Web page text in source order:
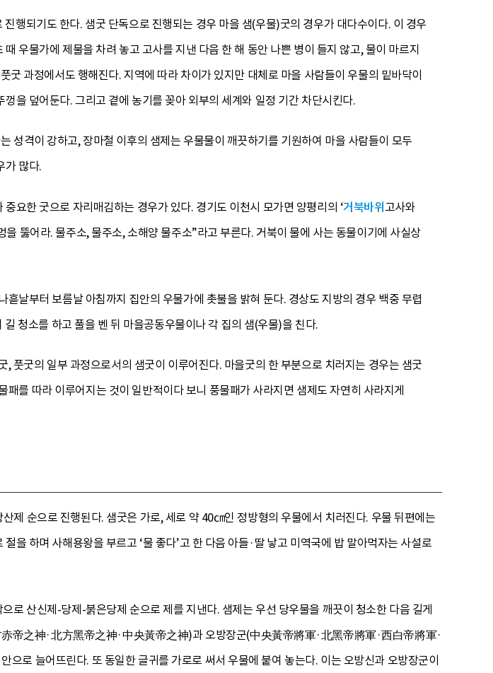
행되기도 한다. 샘굿 단독으로 진행되는 경우 마을 샘(우물)굿의 경우가 대다수이다. 이 경우
우물가에 제물을 차려 놓고 고사를 지낸 다음 한 해 동안 나쁜 병이 들지 않고, 물이 마르지
굿 과정에서도 행해진다. 지역에 따라 차이가 있지만 대체로 마을 사람들이 우물의 밑바닥이
을 덮어둔다. 그리고 곁에 농기를 꽂아 외부의 세계와 일정 기간 차단시킨다.
성격이 강하고, 장마철 이후의 샘제는 우물물이 깨끗하기를 기원하여 마을 사람들이 모두
가 많다.
요한 굿으로 자리매김하는 경우가 있다. 경기도 이천시 모가면 양평리의 ‘거북바위고사와
뚫어라. 물주소, 물주소, 소해양 물주소”라고 부른다. 거북이 물에 사는 동물이기에 사실상
날부터 보름날 아침까지 집안의 우물가에 촛불을 밝혀 둔다. 경상도 지방의 경우 백중 무렵
청소를 하고 풀을 벤 뒤 마을공동우물이나 각 집의 샘(우물)을 친다.
풋굿의 일부 과정으로서의 샘굿이 이루어진다. 마을굿의 한 부분으로 치러지는 경우는 샘굿
를 따라 이루어지는 것이 일반적이다 보니 풍물패가 사라지면 샘제도 자연히 사라지게
제 순으로 진행된다. 샘굿은 가로, 세로 약 40㎝인 정방형의 우물에서 치러진다. 우물 뒤편에는
을 하며 사해용왕을 부르고 ‘물 좋다’고 한 다음 아들·딸 낳고 미역국에 밥 말아먹자는 사설로
로 산신제-당제-붉은당제 순으로 제를 지낸다. 샘제는 우선 당우물을 깨끗이 청소한 다음 길게
帝之神·北方黑帝之神·中央黃帝之神)과 오방장군(中央黃帝將軍·北黑帝將軍·西白帝將軍·
로 늘어뜨린다. 또 동일한 글귀를 가로로 써서 우물에 붙여 놓는다. 이는 오방신과 오방장군이